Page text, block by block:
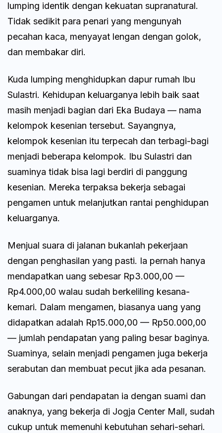
lumping identik dengan kekuatan supranatural.
Tidak sedikit para penari yang mengunyah
pecahan kaca, menyayat lengan dengan golok,
dan membakar diri.
Kuda lumping menghidupkan dapur rumah Ibu
Sulastri. Kehidupan keluarganya lebih baik saat
masih menjadi bagian dari Eka Budaya — nama
kelompok kesenian tersebut. Sayangnya,
kelompok kesenian itu terpecah dan terbagi-bagi
menjadi beberapa kelompok. Ibu Sulastri dan
suaminya tidak bisa lagi berdiri di panggung
kesenian. Mereka terpaksa bekerja sebagai
pengamen untuk melanjutkan rantai penghidupan
keluarganya.
Menjual suara di jalanan bukanlah pekerjaan
dengan penghasilan yang pasti. Ia pernah hanya
mendapatkan uang sebesar Rp3.000,00 —
Rp4.000,00 walau sudah berkeliling kesana-
kemari. Dalam mengamen, biasanya uang yang
didapatkan adalah Rp15.000,00 — Rp50.000,00
— jumlah pendapatan yang paling besar baginya.
Suaminya, selain menjadi pengamen juga bekerja
serabutan dan membuat pecut jika ada pesanan.
Gabungan dari pendapatan ia dengan suami dan
anaknya, yang bekerja di Jogja Center Mall, sudah
cukup untuk memenuhi kebutuhan sehari-sehari.